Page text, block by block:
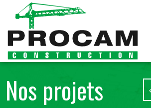
Nos projets